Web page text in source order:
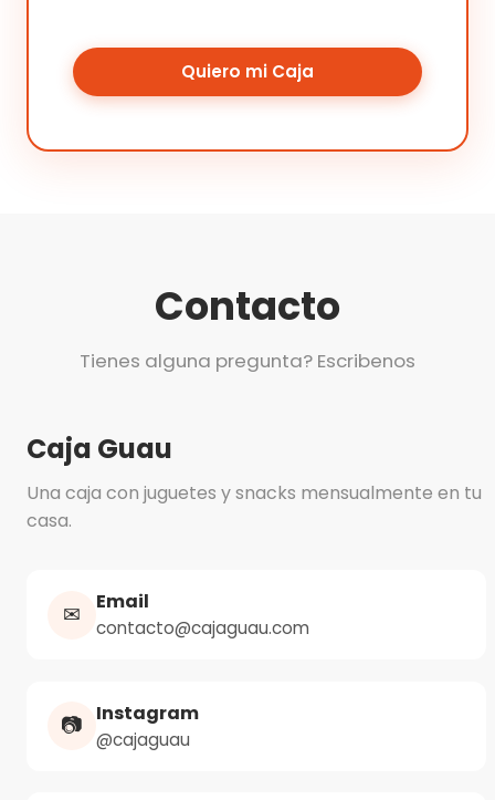
Quiero mi Caja
Contacto
Tienes alguna pregunta? Escribenos
Caja Guau
Una caja con juguetes y snacks mensualmente en tu
casa.
✉ Email
contacto@cajaguau.com
📷 Instagram
@cajaguau